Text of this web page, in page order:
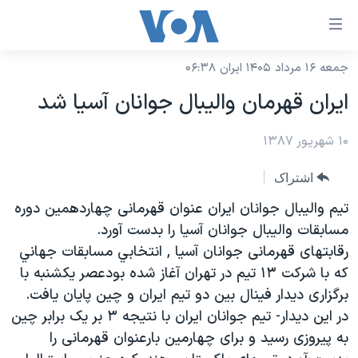
لینکهای
دسترسی
جهش
محتوای
جهش
به
صفحه
اصلی
جهش
به
جستجو
نسخه سبک وب‌سایت
موضوع ها
ایران
آمریکا
جهان
ورزشی
گزیده‌ها
ویژه برنامه‌ها
ویدیوها
برنامه های تلویزیونی
جدول برنامه ها
صفحه‌های ویژه
جام جهانی ۲۰۲۶
عملیات خشم حماسی
۲۵۰سالگی آمریکا
بایگانی برنامه‌های تلویزیونی
فرکانس‌های صدای آمریکا
پخش رادیویی
یادگیری زبان انگلیسی
جمعه ۱۶ مرداد ۱۴۰۵ ایران ۰۶:۳۸
ایران قهرمان والیبال جوانان آسیا شد
۱۰ شهریور ۱۳۸۷
اشتراک
تیم والیبال جوانان ایران عنوان قهرمانی چهاردهمين دوره
مسابقات واليبال جوانان آسيا را بدست آورد.
رقابتهای قهرمانی جوانان آسیا , انتخابي مسابقات جهاني
که با شرکت ۱۳ تيم در تهران آغاز شده بودعصر یکشنبه با
برگزاری دیدار فینال بین دو تيم ايران و چين پایان یافت.
در این دیدار- تیم جوانان ایران با نتیجه ۳ بر یک برابر چين
به پیروزی رسید و برای چهارمین بارعنوان قهرمانی را